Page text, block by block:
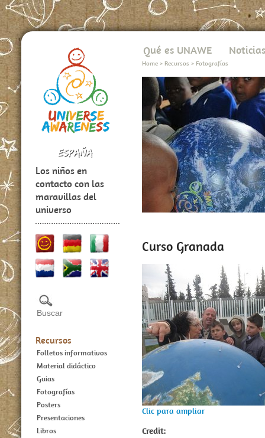
Los niños en
contacto con las
maravillas del
universo
Recursos
Folletos informativos
Material didáctico
Guias
Fotografías
Posters
Presentaciones
Libros
Qué es UNAWE Noticias
Home > Recursos > Fotografías
Curso Granada
Clic para ampliar
Credit: